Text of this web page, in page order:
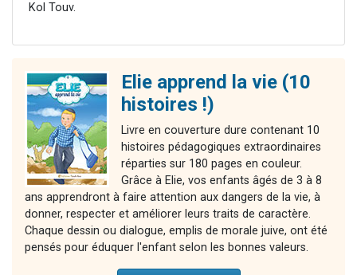
Kol Touv.
Elie apprend la vie (10
histoires !)
Livre en couverture dure contenant 10
histoires pédagogiques extraordinaires
réparties sur 180 pages en couleur.
Grâce à Elie, vos enfants âgés de 3 à 8
ans apprendront à faire attention aux dangers de la vie, à
donner, respecter et améliorer leurs traits de caractère.
Chaque dessin ou dialogue, emplis de morale juive, ont été
pensés pour éduquer l'enfant selon les bonnes valeurs.